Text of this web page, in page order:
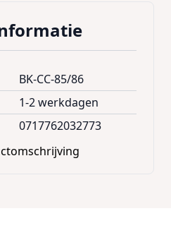
BK-CC-85/86
1-2 werkdagen
0717762032773